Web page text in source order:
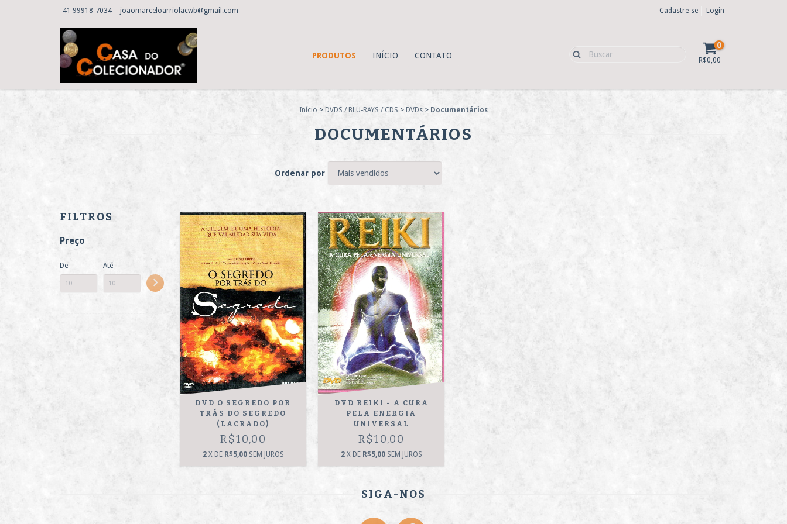
41 99918-7034 joaomarceloarriolacwb@gmail.com Cadastre-se Login
PRODUTOS INÍCIO CONTATO
0
R$0,00
Início > DVDS / BLU-RAYS / CDS > DVDs > Documentários
DOCUMENTÁRIOS
Ordenar por
FILTROS
Preço
De Até
DVD O SEGREDO POR
TRÁS DO SEGREDO
(LACRADO)
R$10,00
2 X DE R$5,00 SEM JUROS
DVD REIKI - A CURA
PELA ENERGIA
UNIVERSAL
R$10,00
2 X DE R$5,00 SEM JUROS
SIGA-NOS